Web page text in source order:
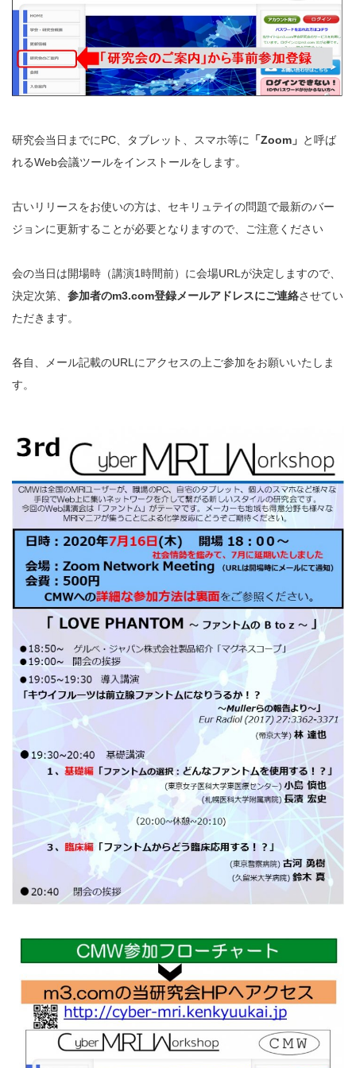
研究会当日までにPC、タブレット、スマホ等に 「Zoom」 と呼ば
れるWeb会議ツールをインストールをします。
古いリリースをお使いの方は、セキリュテイの問題で最新のバー
ジョンに更新することが必要となりますので、ご注意ください
会の当日は開場時（講演1時間前）に会場URLが決定しますので、
決定次第、 参加者のm3.com登録メールアドレスにご連絡させてい
ただきます。
各自、メール記載のURLにアクセスの上ご参加をお願いいたしま
す。